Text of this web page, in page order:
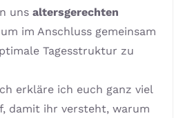
uns altersgerechten
im Anschluss gemeinsam
Tagesstruktur zu
erkläre ich euch ganz viel
damit ihr versteht, warum